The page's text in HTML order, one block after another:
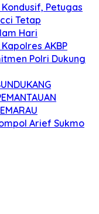
Petugas
Tetap
Hari
AKBP
Polri Dukung
Arief Sukmo